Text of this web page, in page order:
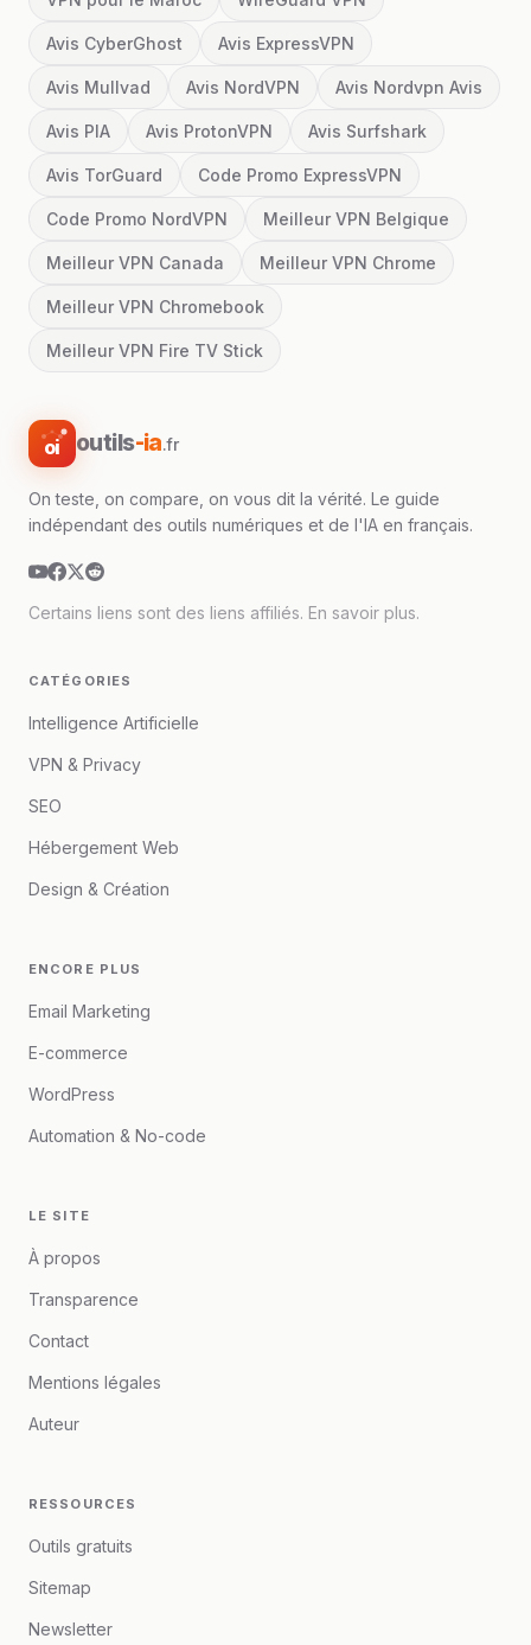
Avis CyberGhost Avis ExpressVPN
Avis Mullvad Avis NordVPN Avis Nordvpn Avis
Avis PIA Avis ProtonVPN Avis Surfshark
Avis TorGuard Code Promo ExpressVPN
Code Promo NordVPN Meilleur VPN Belgique
Meilleur VPN Canada Meilleur VPN Chrome
Meilleur VPN Chromebook
Meilleur VPN Fire TV Stick
oi outils-ia.fr
On teste, on compare, on vous dit la vérité. Le guide
indépendant des outils numériques et de l'IA en français.
Certains liens sont des liens affiliés. En savoir plus.
CATÉGORIES
Intelligence Artificielle
VPN & Privacy
SEO
Hébergement Web
Design & Création
ENCORE PLUS
Email Marketing
E-commerce
WordPress
Automation & No-code
LE SITE
À propos
Transparence
Contact
Mentions légales
Auteur
RESSOURCES
Outils gratuits
Sitemap
Newsletter